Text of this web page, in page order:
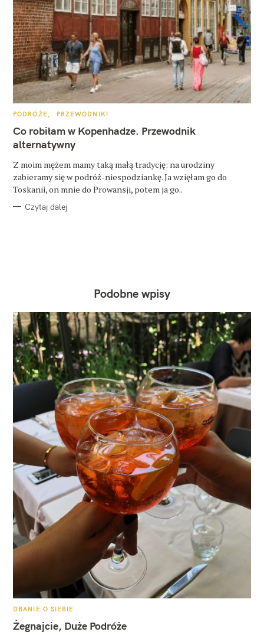
K
T
E
G
O
I
E
PODRÓŻE PRZEWODNIKI
Co robiłam w Kopenhadze. Przewodnik
alternatywny
Z moim mężem mamy taką małą tradycję: na urodziny
zabieramy się w podróż-niespodziankę. Ja wzięłam go do
Toskanii, on mnie do Prowansji, potem ja go..
Czytaj dalej
Podobne wpisy
K
T
E
DBANIE O SIEBIE
Żegnajcie, Duże Podróże